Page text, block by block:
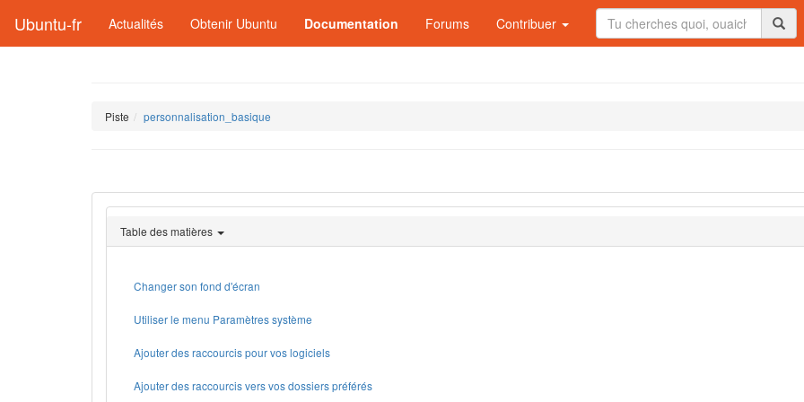
Ubuntu-fr Actualités Obtenir Ubuntu Documentation Forums Contribuer
Piste personnalisation_basique
Table des matières
Changer son fond d'écran
Utiliser le menu Paramètres système
Ajouter des raccourcis pour vos logiciels
Ajouter des raccourcis vers vos dossiers préférés